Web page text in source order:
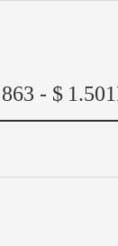
863 - $ 1.501